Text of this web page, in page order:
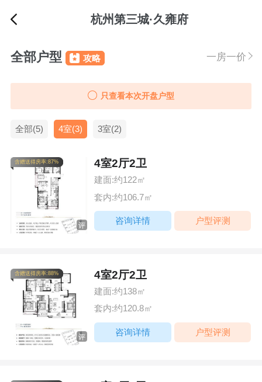
杭州第三城·久雍府
全部户型 攻略 一房一价
只查看本次开盘户型
全部(5) 4室(3) 3室(2)
含赠送得房率:87%
评
4室2厅2卫
建面:约122㎡
套内:约106.7㎡
咨询详情 户型评测
含赠送得房率:88%
评
4室2厅2卫
建面:约138㎡
套内:约120.8㎡
咨询详情 户型评测